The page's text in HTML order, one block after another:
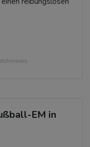
EM in